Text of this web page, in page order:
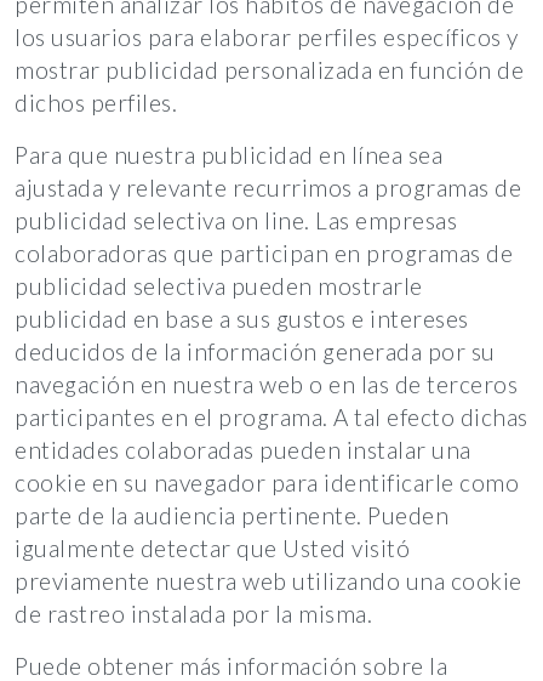
los usuarios para elaborar perfiles específicos y
mostrar publicidad personalizada en función de
dichos perfiles.
Para que nuestra publicidad en línea sea
ajustada y relevante recurrimos a programas de
publicidad selectiva on line. Las empresas
colaboradoras que participan en programas de
publicidad selectiva pueden mostrarle
publicidad en base a sus gustos e intereses
deducidos de la información generada por su
navegación en nuestra web o en las de terceros
participantes en el programa. A tal efecto dichas
entidades colaboradas pueden instalar una
cookie en su navegador para identificarle como
parte de la audiencia pertinente. Pueden
igualmente detectar que Usted visitó
previamente nuestra web utilizando una cookie
de rastreo instalada por la misma.
Puede obtener más información sobre la